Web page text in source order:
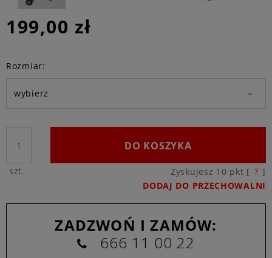
199,00 zł
Rozmiar:
szt.
DO KOSZYKA
Zyskujesz 10 pkt [ ? ]
DODAJ DO PRZECHOWALNI
ZADZWOŃ I ZAMÓW:
666 11 00 22